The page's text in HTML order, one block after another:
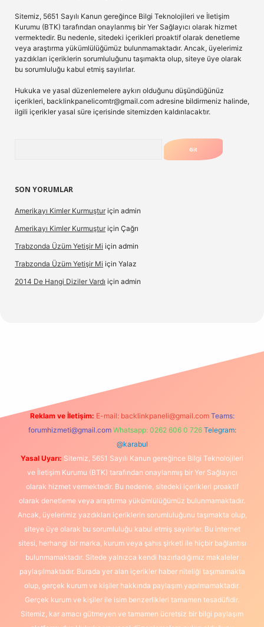
Sitemiz, 5651 Sayılı Kanun gereğince Bilgi Teknolojileri ve İletişim
Kurumu (BTK) tarafından onaylanmış bir Yer Sağlayıcı olarak hizmet
vermektedir. Bu nedenle, sitedeki içerikleri proaktif olarak denetleme
veya araştırma yükümlülüğümüz bulunmamaktadır. Ancak, üyelerimiz
yazdıkları içeriklerin sorumluluğunu taşımakta olup, siteye üye olarak
bu sorumluluğu kabul etmiş sayılırlar.
Hukuka ve yasal düzenlemelere aykırı olduğunu düşündüğünüz
içerikleri, backlinkpanelicomtr@gmail.com adresine bildirmeniz halinde,
ilgili içerikler yasal süre içerisinde sitemizden kaldırılacaktır.
SON YORUMLAR
Amerikayı Kimler Kurmuştur için admin
Amerikayı Kimler Kurmuştur için Çağrı
Trabzonda Üzüm Yetişir Mi için admin
Trabzonda Üzüm Yetişir Mi için Yalaz
2014 De Hangi Diziler Vardı için admin
Reklam ve İletişim: E-mail: backlinkpaneli@gmail.com Teams:
forumhizmeti@gmail.com Whatsapp: 0262 606 0 726 Telegram:
@karabul
Yasal Uyarı: Sitemiz, 5651 Sayılı Kanun gereğince Bilgi Teknolojileri
ve İletişim Kurumu (BTK) tarafından onaylanmış bir Yer Sağlayıcı
olarak hizmet vermektedir. Bu nedenle, sitedeki içerikleri proaktif
olarak denetleme veya araştırma yükümlülüğümüz bulunmamaktadır.
Ancak, üyelerimiz yazdıkları içeriklerin sorumluluğunu taşımakta olup,
siteye üye olarak bu sorumluluğu kabul etmiş sayılırlar. Bu internet
sitesi, herhangi bir marka, kurum veya şahıs şirketi ile hiçbir bağlantısı
bulunmamaktadır. Sitede yalnızca kendi hazırladığımız makaleler
paylaşılmaktadır. Burada yer alan içerikler haber niteliği taşımamakta
olup, gerçek kurum ve kişiler hakkında paylaşım yapılmamaktadır.
Gerçek kurum ve kişiler ile isim benzerlikleri tamamen tesadüfidir.
Sitemiz, kar amacı gütmeyen ve tamamen ücretsiz bir bilgi paylaşım